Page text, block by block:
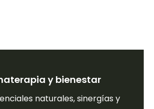
y bienestar
naturales, sinergías y